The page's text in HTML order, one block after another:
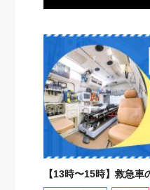
【13時〜15時】救急車